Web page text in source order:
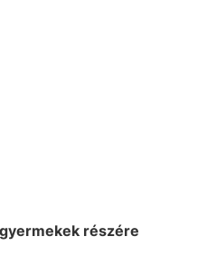
részére